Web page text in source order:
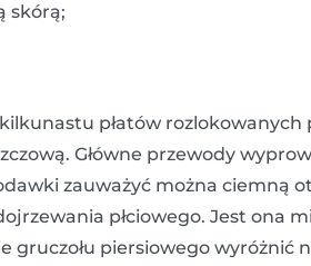
skórą;
kilkunastu płatów
Główne przewody
zauważyć można ciemną
płciowego. Jest ona
piersiowego wyróżnić